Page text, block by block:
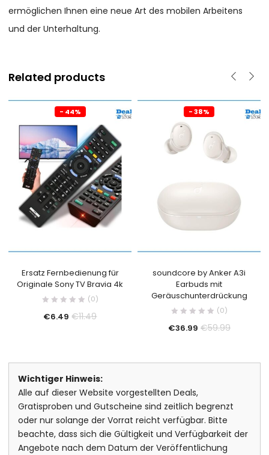
ermöglichen Ihnen eine neue Art des mobilen Arbeitens
und der Unterhaltung.
Related products
- 44%
Ersatz Fernbedienung für
Originale Sony TV Bravia 4k
(0)
€6.49 €11.49
- 38%
soundcore by Anker A3i
Earbuds mit
Geräuschunterdrückung
(0)
€36.99 €59.99
Wichtiger Hinweis:
Alle auf dieser Website vorgestellten Deals,
Gratisproben und Gutscheine sind zeitlich begrenzt
oder nur solange der Vorrat reicht verfügbar. Bitte
beachte, dass sich die Gültigkeit und Verfügbarkeit der
Angebote nach dem Datum der Veröffentlichung